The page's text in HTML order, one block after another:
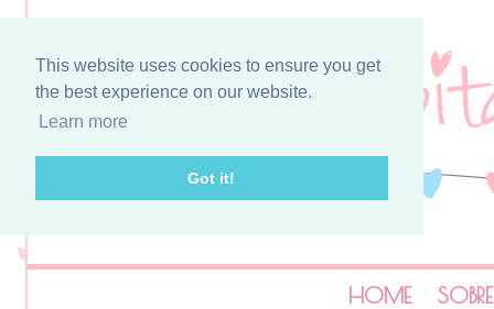
This website uses cookies to ensure you get
the best experience on our website.
Learn more
Got it!
HOME